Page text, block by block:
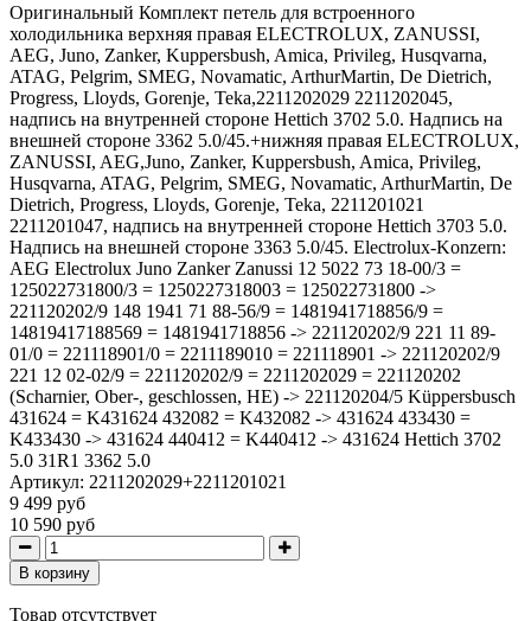
Оригинальный Комплект петель для встроенного
холодильника верхняя правая ELECTROLUX, ZANUSSI,
AEG, Juno, Zanker, Kuppersbush, Amica, Privileg, Husqvarna,
ATAG, Pelgrim, SMEG, Novamatic, ArthurMartin, De Dietrich,
Progress, Lloyds, Gorenje, Teka,2211202029 2211202045,
надпись на внутренней стороне Hettich 3702 5.0. Надпись на
внешней стороне 3362 5.0/45.+нижняя правая ELECTROLUX,
ZANUSSI, AEG,Juno, Zanker, Kuppersbush, Amica, Privileg,
Husqvarna, ATAG, Pelgrim, SMEG, Novamatic, ArthurMartin, De
Dietrich, Progress, Lloyds, Gorenje, Teka, 2211201021
2211201047, надпись на внутренней стороне Hettich 3703 5.0.
Надпись на внешней стороне 3363 5.0/45. Electrolux-Konzern:
AEG Electrolux Juno Zanker Zanussi 12 5022 73 18-00/3 =
125022731800/3 = 1250227318003 = 125022731800 ->
221120202/9 148 1941 71 88-56/9 = 1481941718856/9 =
14819417188569 = 1481941718856 -> 221120202/9 221 11 89-
01/0 = 221118901/0 = 2211189010 = 221118901 -> 221120202/9
221 12 02-02/9 = 221120202/9 = 2211202029 = 221120202
(Scharnier, Ober-, geschlossen, HE) -> 221120204/5 Küppersbusch
431624 = K431624 432082 = K432082 -> 431624 433430 =
K433430 -> 431624 440412 = K440412 -> 431624 Hettich 3702
5.0 31R1 3362 5.0
Артикул: 2211202029+2211201021
9 499 руб
10 590 руб
В корзину
Товар отсутствует